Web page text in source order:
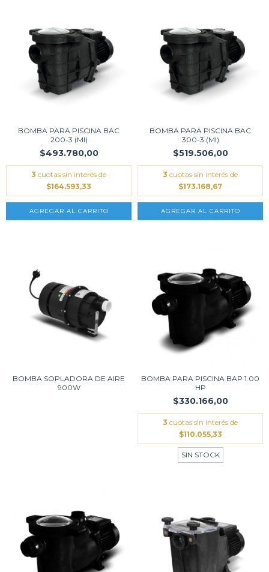
BOMBA PARA PISCINA BAC
200-3 (MI)
$493.780,00
3 cuotas sin interés de
$164.593,33
BOMBA PARA PISCINA BAC
300-3 (MI)
$519.506,00
3 cuotas sin interés de
$173.168,67
BOMBA SOPLADORA DE AIRE
900W
BOMBA PARA PISCINA BAP 1.00
HP
$330.166,00
3 cuotas sin interés de
$110.055,33
SIN STOCK